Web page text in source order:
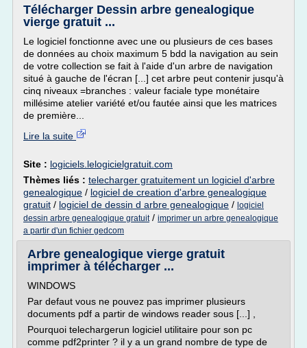
Télécharger Dessin arbre genealogique
vierge gratuit ...
Le logiciel fonctionne avec une ou plusieurs de ces bases
de données au choix maximum 5 bdd la navigation au sein
de votre collection se fait à l'aide d'un arbre de navigation
situé à gauche de l'écran [...] cet arbre peut contenir jusqu'à
cinq niveaux =branches : valeur faciale type monétaire
millésime atelier variété et/ou fautée ainsi que les matrices
de première...
Lire la suite
Site : logiciels.lelogicielgratuit.com
Thèmes liés : telecharger gratuitement un logiciel d'arbre
genealogique / logiciel de creation d'arbre genealogique
gratuit / logiciel de dessin d arbre genealogique / logiciel
dessin arbre genealogique gratuit/ imprimer un arbre genealogique
a partir d'un fichier gedcom
Arbre genealogique vierge gratuit
imprimer à télécharger ...
WINDOWS
Par defaut vous ne pouvez pas imprimer plusieurs
documents pdf a partir de windows reader sous [...] ,
Pourquoi telechargerun logiciel utilitaire pour son pc
comme pdf2printer ? il y a un grand nombre de type de